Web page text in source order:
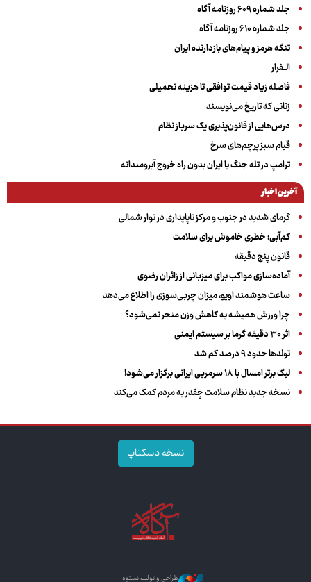
جلد شماره ۶۰۹ روزنامه آگاه
جلد شماره ۶۱۰ روزنامه آگاه
تنگه هرمز و پیام‌های بازدارنده ایران
الــفرار
فاصله زیاد قیمت توافقی تا هزینه تحمیلی
زنانی که تاریخ می‌نویسند
درس‌هایی از قانون‌پذیری یک سرباز نظام
قیام سبز پرچم‌های سرخ
ترامپ در تله جنگ با ایران بدون راه خروج آبرومندانه
آخرین اخبار
گرمای شدید در جنوب و مرکز ناپایداری در نوار شمالی
کم‌آبی؛ خطری خاموش برای سلامت
قانون پنج دقیقه
آماده‌سازی مواکب برای میزبانی از زائران رضوی
ساعت هوشمند اوپو، میزان چربی‌سوزی را اطلاع می‌دهد
چرا ورزش همیشه به کاهش وزن منجر نمی‌شود؟
اثر ۳۰ دقیقه گرما بر سیستم ایمنی
تولدها حدود ۹ درصد کم شد
لیگ برتر امسال با ۱۸ سرمربی ایرانی برگزار می‌شود!
نسخه جدید نظام سلامت چقدر به مردم کمک می‌کند
نسخه دسکتاپ
طراحی و تولید: نستوه